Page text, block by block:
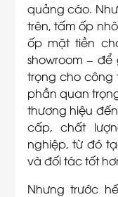
quảng cáo.
trên, tấm ốp
ốp mặt tiền
showroom –
trọng cho công
phần quan
thương hiệu
cấp, chất
nghiệp, từ đó
và đối tác tốt
Nhưng trước